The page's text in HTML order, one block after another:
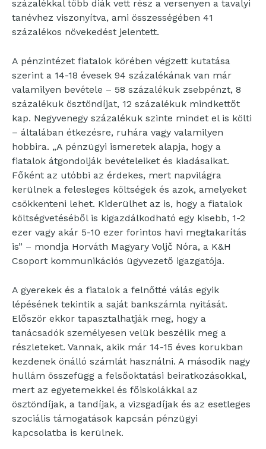
százalékkal több diák vett rész a versenyen a tavalyi
tanévhez viszonyítva, ami összességében 41
százalékos növekedést jelentett.
A pénzintézet fiatalok körében végzett kutatása
szerint a 14-18 évesek 94 százalékának van már
valamilyen bevétele – 58 százalékuk zsebpénzt, 8
százalékuk ösztöndíjat, 12 százalékuk mindkettőt
kap. Negyvenegy százalékuk szinte mindet el is költi
– általában étkezésre, ruhára vagy valamilyen
hobbira. „A pénzügyi ismeretek alapja, hogy a
fiatalok átgondolják bevételeiket és kiadásaikat.
Főként az utóbbi az érdekes, mert napvilágra
kerülnek a felesleges költségek és azok, amelyeket
csökkenteni lehet. Kiderülhet az is, hogy a fiatalok
költségvetéséből is kigazdálkodható egy kisebb, 1-2
ezer vagy akár 5-10 ezer forintos havi megtakarítás
is” – mondja Horváth Magyary Voljč Nóra, a K&H
Csoport kommunikációs ügyvezető igazgatója.
A gyerekek és a fiatalok a felnőtté válás egyik
lépésének tekintik a saját bankszámla nyitását.
Először ekkor tapasztalhatják meg, hogy a
tanácsadók személyesen velük beszélik meg a
részleteket. Vannak, akik már 14-15 éves korukban
kezdenek önálló számlát használni. A második nagy
hullám összefügg a felsőoktatási beiratkozásokkal,
mert az egyetemekkel és főiskolákkal az
ösztöndíjak, a tandíjak, a vizsgadíjak és az esetleges
szociális támogatások kapcsán pénzügyi
kapcsolatba is kerülnek.